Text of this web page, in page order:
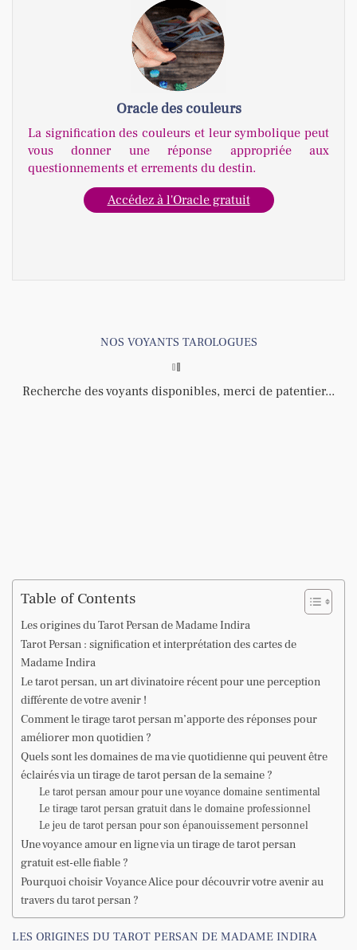
Oracle des couleurs
La signification des couleurs et leur symbolique peut
vous donner une réponse appropriée aux
questionnements et errements du destin.
Accédez à l'Oracle gratuit
NOS VOYANTS TAROLOGUES
Recherche des voyants disponibles, merci de patentier...
Table of Contents
Les origines du Tarot Persan de Madame Indira
Tarot Persan : signification et interprétation des cartes de
Madame Indira
Le tarot persan, un art divinatoire récent pour une perception
différente de votre avenir !
Comment le tirage tarot persan m’apporte des réponses pour
améliorer mon quotidien ?
Quels sont les domaines de ma vie quotidienne qui peuvent être
éclairés via un tirage de tarot persan de la semaine ?
Le tarot persan amour pour une voyance domaine sentimental
Le tirage tarot persan gratuit dans le domaine professionnel
Le jeu de tarot persan pour son épanouissement personnel
Une voyance amour en ligne via un tirage de tarot persan
gratuit est-elle fiable ?
Pourquoi choisir Voyance Alice pour découvrir votre avenir au
travers du tarot persan ?
LES ORIGINES DU TAROT PERSAN DE MADAME INDIRA